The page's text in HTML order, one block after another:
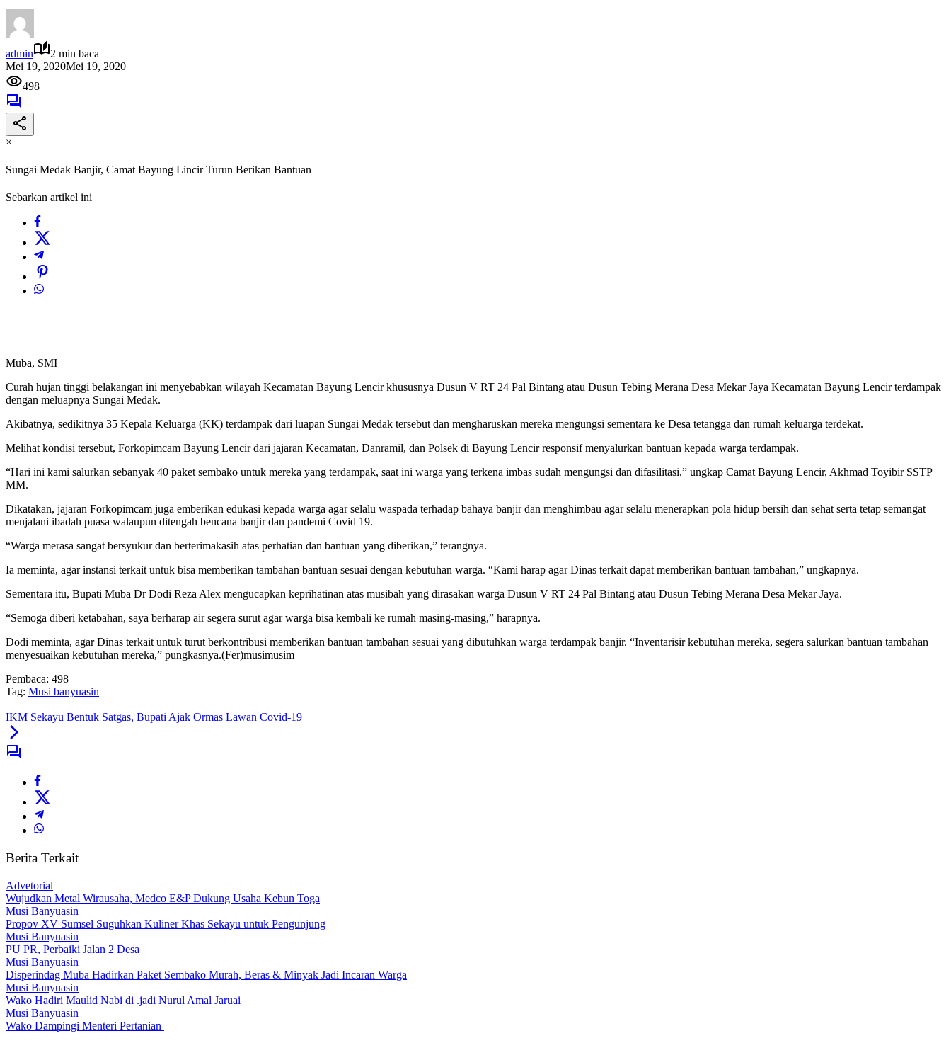
admin
2 min baca
Mei 19, 2020Mei 19, 2020
498
×
Sungai Medak Banjir, Camat Bayung Lincir Turun Berikan Bantuan
Sebarkan artikel ini
Muba, SMI
Curah hujan tinggi belakangan ini menyebabkan wilayah Kecamatan Bayung Lencir khususnya Dusun V RT 24 Pal Bintang atau Dusun Tebing Merana Desa Mekar Jaya Kecamatan Bayung Lencir terdampak
dengan meluapnya Sungai Medak.
Akibatnya, sedikitnya 35 Kepala Keluarga (KK) terdampak dari luapan Sungai Medak tersebut dan mengharuskan mereka mengungsi sementara ke Desa tetangga dan rumah keluarga terdekat.
Melihat kondisi tersebut, Forkopimcam Bayung Lencir dari jajaran Kecamatan, Danramil, dan Polsek di Bayung Lencir responsif menyalurkan bantuan kepada warga terdampak.
“Hari ini kami salurkan sebanyak 40 paket sembako untuk mereka yang terdampak, saat ini warga yang terkena imbas sudah mengungsi dan difasilitasi,” ungkap Camat Bayung Lencir, Akhmad Toyibir SSTP
MM.
Dikatakan, jajaran Forkopimcam juga emberikan edukasi kepada warga agar selalu waspada terhadap bahaya banjir dan menghimbau agar selalu menerapkan pola hidup bersih dan sehat serta tetap semangat
menjalani ibadah puasa walaupun ditengah bencana banjir dan pandemi Covid 19.
“Warga merasa sangat bersyukur dan berterimakasih atas perhatian dan bantuan yang diberikan,” terangnya.
Ia meminta, agar instansi terkait untuk bisa memberikan tambahan bantuan sesuai dengan kebutuhan warga. “Kami harap agar Dinas terkait dapat memberikan bantuan tambahan,” ungkapnya.
Sementara itu, Bupati Muba Dr Dodi Reza Alex mengucapkan keprihatinan atas musibah yang dirasakan warga Dusun V RT 24 Pal Bintang atau Dusun Tebing Merana Desa Mekar Jaya.
“Semoga diberi ketabahan, saya berharap air segera surut agar warga bisa kembali ke rumah masing-masing,” harapnya.
Dodi meminta, agar Dinas terkait untuk turut berkontribusi memberikan bantuan tambahan sesuai yang dibutuhkan warga terdampak banjir. “Inventarisir kebutuhan mereka, segera salurkan bantuan tambahan
menyesuaikan kebutuhan mereka,” pungkasnya.(Fer)musimusim
Pembaca: 498
Tag: Musi banyuasin
IKM Sekayu Bentuk Satgas, Bupati Ajak Ormas Lawan Covid-19
Berita Terkait
Advetorial
Wujudkan Metal Wirausaha, Medco E&P Dukung Usaha Kebun Toga
Musi Banyuasin
Propov XV Sumsel Suguhkan Kuliner Khas Sekayu untuk Pengunjung
Musi Banyuasin
PU PR, Perbaiki Jalan 2 Desa
Musi Banyuasin
Disperindag Muba Hadirkan Paket Sembako Murah, Beras & Minyak Jadi Incaran Warga
Musi Banyuasin
Wako Hadiri Maulid Nabi di .jadi Nurul Amal Jaruai
Musi Banyuasin
Wako Dampingi Menteri Pertanian